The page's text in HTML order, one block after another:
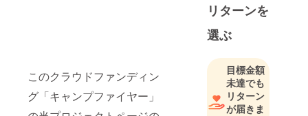
このクラウドファンディン
グ「キャンプファイヤー」
の女流プロ
レスリング
サイドカメ
ラマンとし
て撮影も行
う。
現在、プロ
リターンを
選ぶ
目標金額
未達でも
リターン
が届きま